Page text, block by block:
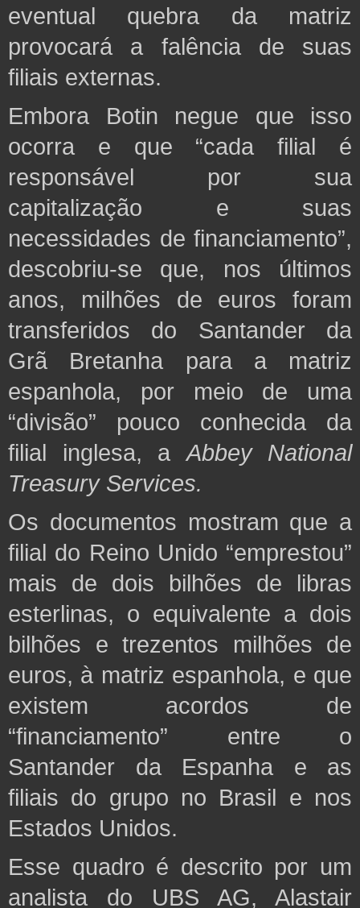
eventual quebra da matriz
provocará a falência de suas
filiais externas.
Embora Botin negue que isso
ocorra e que “cada filial é
responsável por sua
capitalização e suas
necessidades de financiamento”,
descobriu-se que, nos últimos
anos, milhões de euros foram
transferidos do Santander da
Grã Bretanha para a matriz
espanhola,
por meio de uma
“divisão” pouco conhecida da
filial inglesa, aAbbey National
Treasury Services.
Os documentos mostram que a
filial do Reino Unido “emprestou”
mais de dois bilhões de libras
esterlinas, o equivalente a dois
bilhões e trezentos milhões de
euros, à matriz espanhola, e que
existem acordos de
“financiamento” entre o
Santander da Espanha e as
filiais do grupo no Brasil e nos
Estados Unidos.
Esse quadro é descrito por um
analista do UBS AG, Alastair